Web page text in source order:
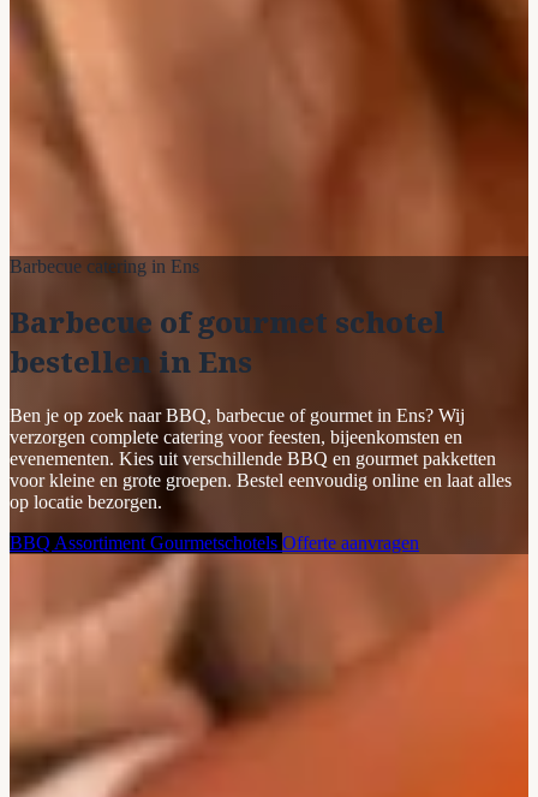
Barbecue catering in Ens
Barbecue of gourmet schotel
bestellen in Ens
Ben je op zoek naar BBQ, barbecue of gourmet in Ens? Wij
verzorgen complete catering voor feesten, bijeenkomsten en
evenementen. Kies uit verschillende BBQ en gourmet pakketten
voor kleine en grote groepen. Bestel eenvoudig online en laat alles
op locatie bezorgen.
BBQ Assortiment Gourmetschotels Offerte aanvragen